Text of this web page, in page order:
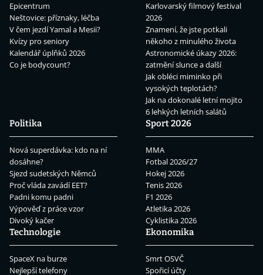
Epicentrum
Neštovice: příznaky, léčba
V čem jezdí Yamal a Mesii?
Kvízy pro seniory
Kalendář úplňků 2026
Co je bodycount?
Karlovarský filmový festival
2026
Znamení, že jste potkali
někoho z minulého života
Astronomické úkazy 2026:
zatmění slunce a další
Jak obléci miminko při
vysokých teplotách?
Jak na dokonalé letní mojito
6 lehkých letních salátů
Politika
Nová superdávka: kdo na ní
dosáhne?
Sjezd sudetských Němců
Proč vláda zavádí EET?
Padni komu padni
Výpověď z práce vzor
Divoký kačer
Sport 2026
MMA
Fotbal 2026/27
Hokej 2026
Tenis 2026
F1 2026
Atletika 2026
Cyklistika 2026
Technologie
SpaceX na burze
Nejlepší telefony
Ekonomika
Smrt OSVČ
Spořicí účty